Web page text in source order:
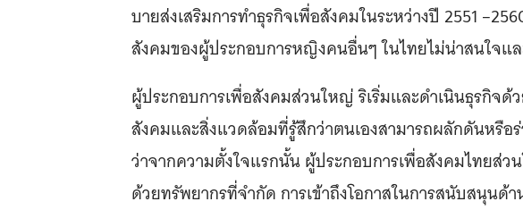
บายส่งเสริมการทำธุรกิจเพื่อสังคมในระหว่างปี 2551
สังคมของผู้ประกอบการหญิงคนอื่นๆ ในไทยไม่น่าสนใจแ
ผู้ประกอบการเพื่อสังคมส่วนใหญ่ ริเริ่มและดำเนินธุรกิจ
สังคมและสิ่งแวดล้อมที่รู้สึกว่าตนเองสามารถผลักดันหรื
ว่าจากความตั้งใจแรกนั้น ผู้ประกอบการเพื่อสังคมไทยส่
ด้วยทรัพยากรที่จำกัด การเข้าถึงโอกาสในการสนับสนุนด้